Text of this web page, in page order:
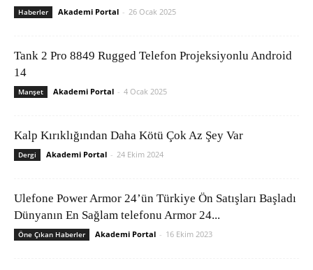
Haberler Akademi Portal - 26 Ocak 2025
Tank 2 Pro 8849 Rugged Telefon Projeksiyonlu Android
14
Manşet Akademi Portal - 4 Ocak 2025
Kalp Kırıklığından Daha Kötü Çok Az Şey Var
Dergi Akademi Portal - 24 Ekim 2024
Ulefone Power Armor 24’ün Türkiye Ön Satışları Başladı
Dünyanın En Sağlam telefonu Armor 24...
Öne Çıkan Haberler Akademi Portal - 16 Ekim 2023